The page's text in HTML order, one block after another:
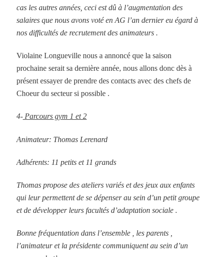
cas les autres années, ceci est dû à l’augmentation des
salaires que nous avons voté en AG l’an dernier eu égard à
nos difficultés de recrutement des animateurs .
Violaine Longueville nous a annoncé que la saison
prochaine serait sa dernière année, nous allons donc dès à
présent essayer de prendre des contacts avec des chefs de
Choeur du secteur si possible .
4- Parcours gym 1 et 2
Animateur: Thomas Lerenard
Adhérents: 11 petits et 11 grands
Thomas propose des ateliers variés et des jeux aux enfants
qui leur permettent de se dépenser au sein d’un petit groupe
et de développer leurs facultés d’adaptation sociale .
Bonne fréquentation dans l’ensemble , les parents ,
l’animateur et la présidente communiquent au sein d’un